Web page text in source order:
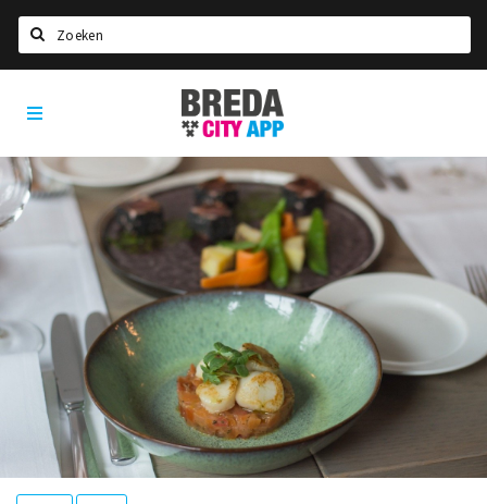
Home
Agenda
Deals
Party pics
Nieuws, interviews & blogs
Eten
Drinken
Slapen
Recreatief
Winkels
Breda
City
App